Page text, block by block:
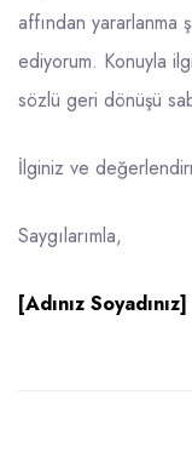
affından yararlanma
ediyorum. Konuyla
sözlü geri dönüşü
İlginiz ve
Saygılarımla,
[Adınız Soyadınız]